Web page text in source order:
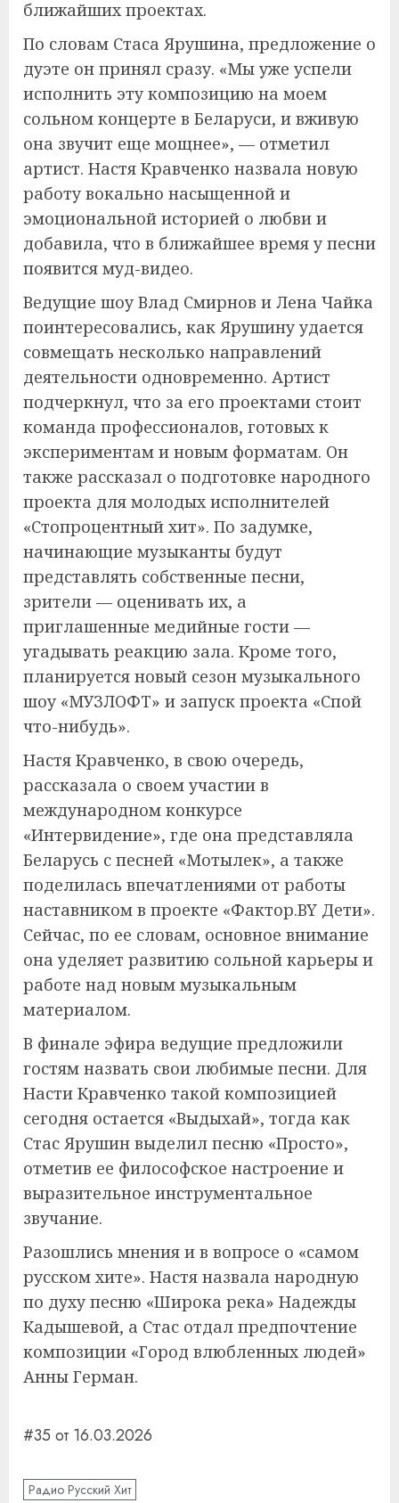
ближайших проектах.
По словам Стаса Ярушина, предложение о
дуэте он принял сразу. «Мы уже успели
исполнить эту композицию на моем
сольном концерте в Беларуси, и вживую
она звучит еще мощнее», — отметил
артист. Настя Кравченко назвала новую
работу вокально насыщенной и
эмоциональной историей о любви и
добавила, что в ближайшее время у песни
появится муд-видео.
Ведущие шоу Влад Смирнов и Лена Чайка
поинтересовались, как Ярушину удается
совмещать несколько направлений
деятельности одновременно. Артист
подчеркнул, что за его проектами стоит
команда профессионалов, готовых к
экспериментам и новым форматам. Он
также рассказал о подготовке народного
проекта для молодых исполнителей
«Стопроцентный хит». По задумке,
начинающие музыканты будут
представлять собственные песни,
зрители — оценивать их, а
приглашенные медийные гости —
угадывать реакцию зала. Кроме того,
планируется новый сезон музыкального
шоу «МУЗЛОФТ» и запуск проекта «Спой
что-нибудь».
Настя Кравченко, в свою очередь,
рассказала о своем участии в
международном конкурсе
«Интервидение», где она представляла
Беларусь с песней «Мотылек», а также
поделилась впечатлениями от работы
наставником в проекте «Фактор.BY Дети».
Сейчас, по ее словам, основное внимание
она уделяет развитию сольной карьеры и
работе над новым музыкальным
материалом.
В финале эфира ведущие предложили
гостям назвать свои любимые песни. Для
Насти Кравченко такой композицией
сегодня остается «Выдыхай», тогда как
Стас Ярушин выделил песню «Просто»,
отметив ее философское настроение и
выразительное инструментальное
звучание.
Разошлись мнения и в вопросе о «самом
русском хите». Настя назвала народную
по духу песню «Широка река» Надежды
Кадышевой, а Стас отдал предпочтение
композиции «Город влюбленных людей»
Анны Герман.
#35 от 16.03.2026
Радио Русский Хит